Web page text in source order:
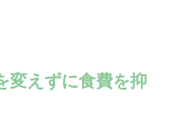
変えずに食費を抑